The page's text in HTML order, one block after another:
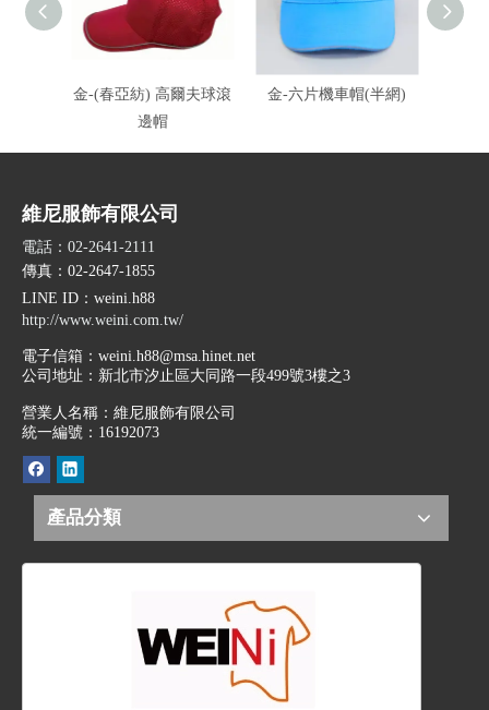
金-(春亞紡) 高爾夫球滾
邊帽
金-六片機車帽(半網)
維尼服飾有限公司
電話：02-2641-2111
傳真：02-2647-1855
LINE ID ：weini.h88
http://www.weini.com.tw/
電子信箱： weini.h88@msa.hinet.net
公司地址： 新北市汐止區大同路一段499號3樓之3
營業人名稱：維尼服飾有限公司
統一編號：16192073
產品分類